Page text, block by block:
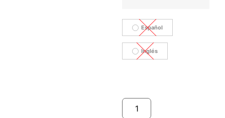
Español
Inglés